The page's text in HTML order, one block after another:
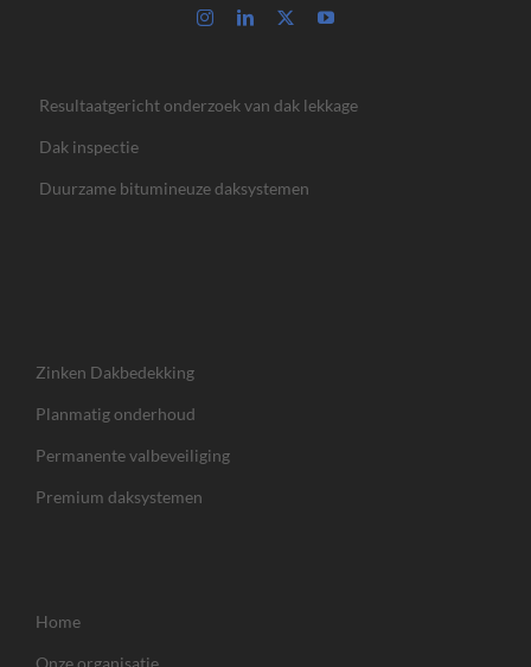
Resultaatgericht onderzoek van dak lekkage
Dak inspectie
Duurzame bitumineuze daksystemen
Zinken Dakbedekking
Planmatig onderhoud
Permanente valbeveiliging
Premium daksystemen
Home
Onze organisatie